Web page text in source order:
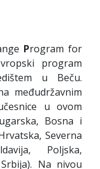
Program for
program
u Beču.
međudržavnim
u ovom
Bosna i
Severna
Poljska,
Na nivou